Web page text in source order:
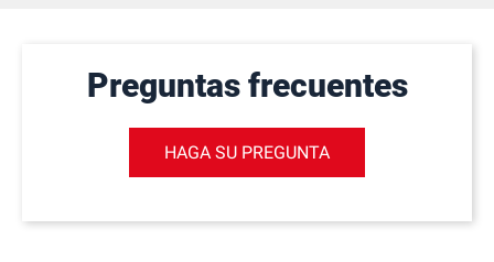
Preguntas frecuentes
HAGA SU PREGUNTA